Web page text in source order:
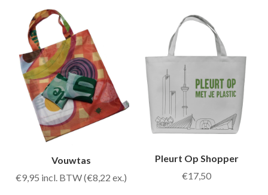
Vouwtas
€9,95 incl. BTW (€8,22 ex.)
Pleurt Op Shopper
€17,50